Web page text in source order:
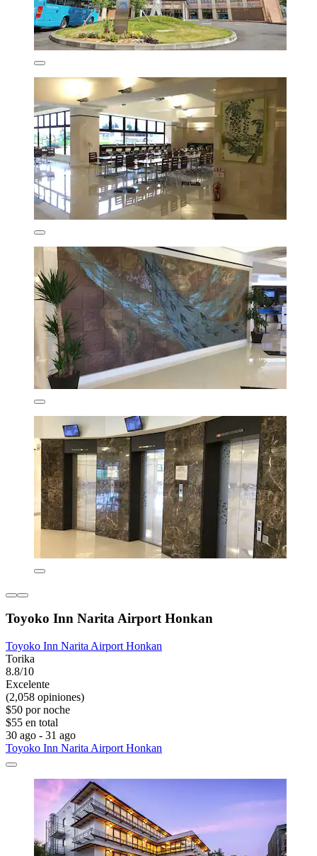
Toyoko Inn Narita Airport Honkan
Toyoko Inn Narita Airport Honkan
Torika
8.8/10
Excelente
(2,058 opiniones)
$50 por noche
$55 en total
30 ago - 31 ago
Toyoko Inn Narita Airport Honkan